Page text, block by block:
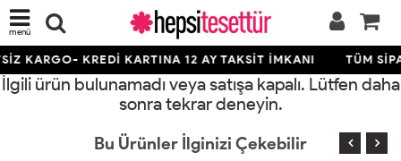
menü
KARGO- KREDİ KARTINA 12 AY TAKSİT İMKANI TÜM
İlgili ürün bulunamadı veya satışa kapalı. Lütfen daha
sonra tekrar deneyin.
Bu Ürünler İlginizi Çekebilir